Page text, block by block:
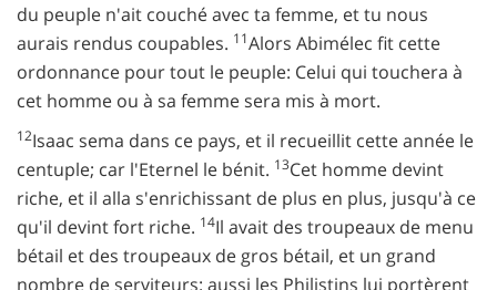
du peuple n'ait couché avec ta femme, et tu nous
aurais rendus coupables. 11Alors Abimélec fit cette
ordonnance pour tout le peuple: Celui qui touchera à
cet homme ou à sa femme sera mis à mort.
12Isaac sema dans ce pays, et il recueillit cette année le
centuple; car l'Eternel le bénit. 13Cet homme devint
riche, et il alla s'enrichissant de plus en plus, jusqu'à ce
qu'il devint fort riche. 14Il avait des troupeaux de menu
bétail et des troupeaux de gros bétail, et un grand
nombre de serviteurs: aussi les Philistins lui portèrent